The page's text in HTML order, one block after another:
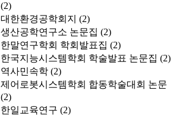
(2)
대한환경공학회지 (2)
생산공학연구소 논문집 (2)
한말연구학회 학회발표집 (2)
한국지능시스템학회 학술발표 논문집 (2)
역사민속학 (2)
제어로봇시스템학회 합동학술대회 논문
(2)
한일교육연구 (2)